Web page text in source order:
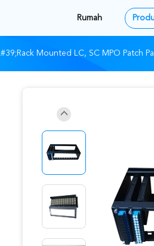
Rumah
Mounted LC, SC MPO Patch